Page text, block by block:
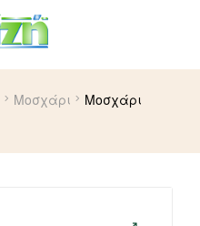
Μοσχάρι
Μοσχάρι